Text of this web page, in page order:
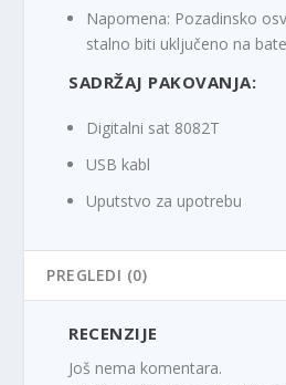
Napomena: Pozadinsko
stalno biti uključeno na
SADRŽAJ PAKOVANJA:
Digitalni sat 8082T
USB kabl
Uputstvo za upotrebu
PREGLEDI (0)
RECENZIJE
Još nema komentara.